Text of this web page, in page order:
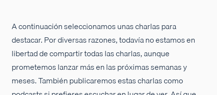
A continuación seleccionamos unas charlas para
destacar. Por diversas razones, todavía no estamos en
libertad de compartir todas las charlas, aunque
prometemos lanzar más en las próximas semanas y
meses. También publicaremos estas charlas como